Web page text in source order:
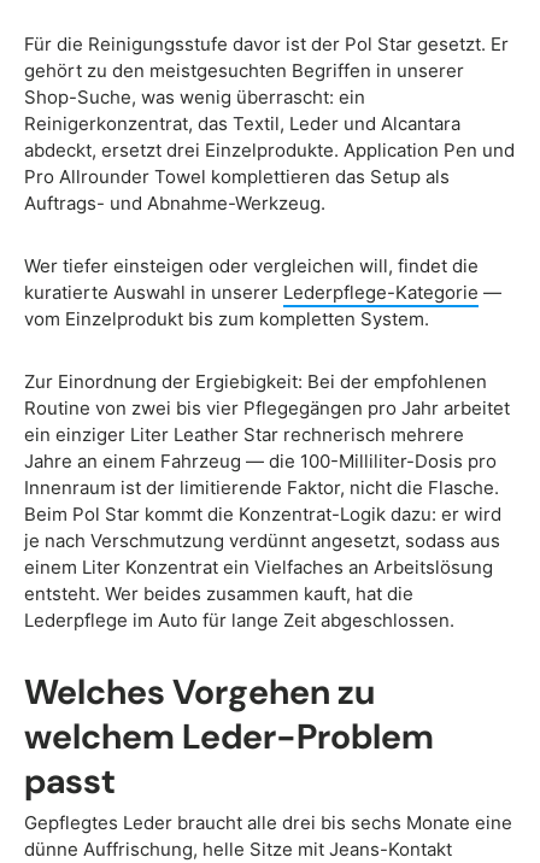
Für die Reinigungsstufe davor ist der Pol Star gesetzt. Er
gehört zu den meistgesuchten Begriffen in unserer
Shop-Suche, was wenig überrascht: ein
Reinigerkonzentrat, das Textil, Leder und Alcantara
abdeckt, ersetzt drei Einzelprodukte. Application Pen und
Pro Allrounder Towel komplettieren das Setup als
Auftrags- und Abnahme-Werkzeug.
Wer tiefer einsteigen oder vergleichen will, findet die
kuratierte Auswahl in unserer Lederpflege-Kategorie —
vom Einzelprodukt bis zum kompletten System.
Zur Einordnung der Ergiebigkeit: Bei der empfohlenen
Routine von zwei bis vier Pflegegängen pro Jahr arbeitet
ein einziger Liter Leather Star rechnerisch mehrere
Jahre an einem Fahrzeug — die 100-Milliliter-Dosis pro
Innenraum ist der limitierende Faktor, nicht die Flasche.
Beim Pol Star kommt die Konzentrat-Logik dazu: er wird
je nach Verschmutzung verdünnt angesetzt, sodass aus
einem Liter Konzentrat ein Vielfaches an Arbeitslösung
entsteht. Wer beides zusammen kauft, hat die
Lederpflege im Auto für lange Zeit abgeschlossen.
Welches Vorgehen zu
welchem Leder-Problem
passt
Gepflegtes Leder braucht alle drei bis sechs Monate eine
dünne Auffrischung, helle Sitze mit Jeans-Kontakt